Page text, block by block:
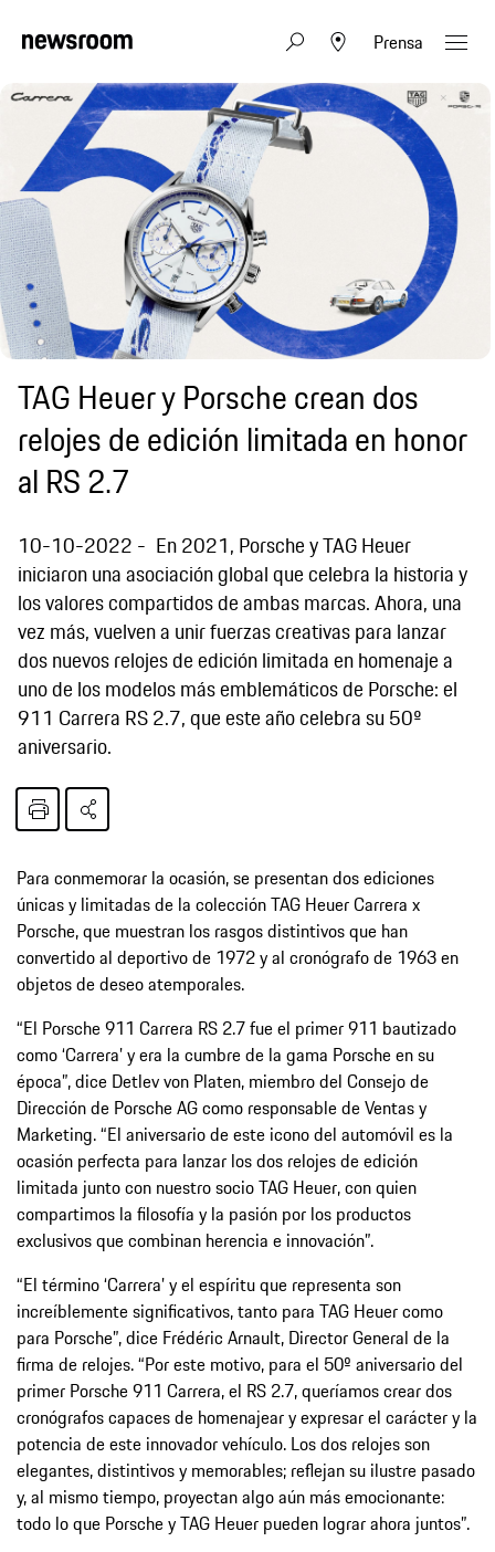
Prensa
TAG Heuer y Porsche crean dos
relojes de edición limitada en honor
al RS 2.7
10-10-2022
En 2021, Porsche y TAG Heuer
iniciaron una asociación global que celebra la historia y
los valores compartidos de ambas marcas. Ahora, una
vez más, vuelven a unir fuerzas creativas para lanzar
dos nuevos relojes de edición limitada en homenaje a
uno de los modelos más emblemáticos de Porsche: el
911 Carrera RS 2.7, que este año celebra su 50º
aniversario.
Para conmemorar la ocasión, se presentan dos ediciones
únicas y limitadas de la colección TAG Heuer Carrera x
Porsche, que muestran los rasgos distintivos que han
convertido al deportivo de 1972 y al cronógrafo de 1963 en
objetos de deseo atemporales.
“El Porsche 911 Carrera RS 2.7 fue el primer 911 bautizado
como ‘Carrera’ y era la cumbre de la gama Porsche en su
época”, dice Detlev von Platen, miembro del Consejo de
Dirección de Porsche AG como responsable de Ventas y
Marketing. “El aniversario de este icono del automóvil es la
ocasión perfecta para lanzar los dos relojes de edición
limitada junto con nuestro socio TAG Heuer, con quien
compartimos la filosofía y la pasión por los productos
exclusivos que combinan herencia e innovación”.
“El término ‘Carrera’ y el espíritu que representa son
increíblemente significativos, tanto para TAG Heuer como
para Porsche”, dice Frédéric Arnault, Director General de la
firma de relojes. “Por este motivo, para el 50º aniversario del
primer Porsche 911 Carrera, el RS 2.7, queríamos crear dos
cronógrafos capaces de homenajear y expresar el carácter y la
potencia de este innovador vehículo. Los dos relojes son
elegantes, distintivos y memorables; reflejan su ilustre pasado
y, al mismo tiempo, proyectan algo aún más emocionante:
todo lo que Porsche y TAG Heuer pueden lograr ahora juntos”.